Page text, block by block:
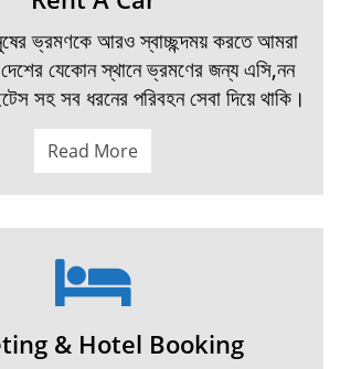
ভ্রমণকে আরও স্বাচ্ছন্দময় করতে আমরা
যেকোন স্থানে ভ্রমণের জন্য এসি,নন
সহ সব ধরনের পরিবহন সেবা দিয়ে থাকি।
Read More
& Hotel Booking